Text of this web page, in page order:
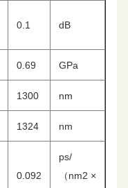
0.1 dB
0.69 GPa
1300 nm
1324 nm
0.092
ps/
（nm2 ×